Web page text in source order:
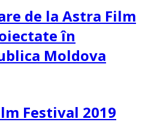
de la Astra Film
în
Moldova
Festival 2019